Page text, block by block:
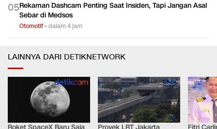
05Rekaman Dashcam Penting Saat Insiden, Tapi Jangan Asal
Sebar di Medsos
Otomotif•dalam 4 jam
LAINNYA DARI DETIKNETWORK